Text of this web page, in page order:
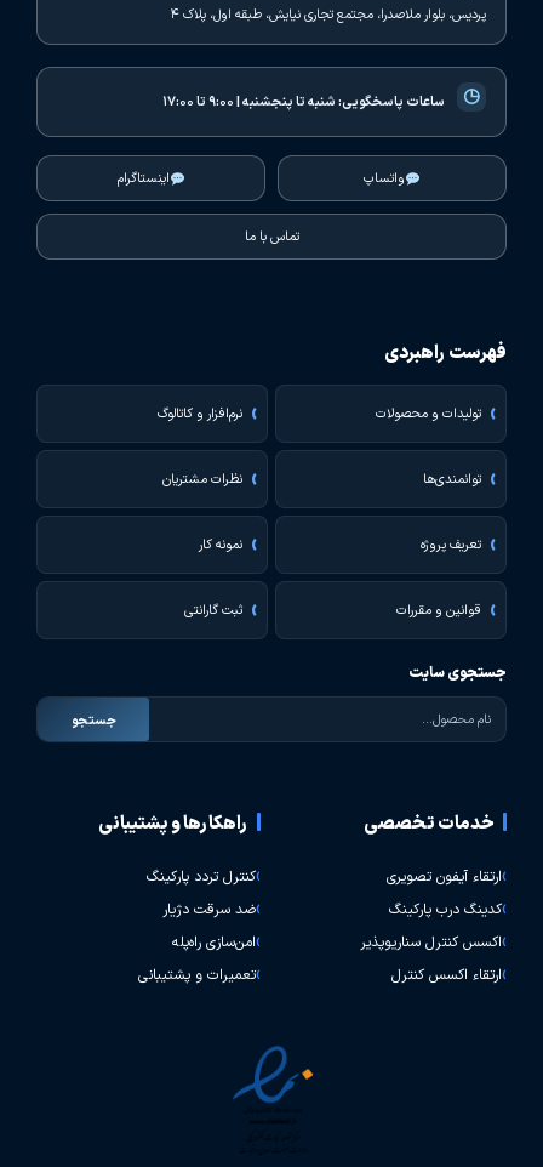
پردیس، بلوار ملاصدرا، مجتمع تجاری نیایش، طبقه اول، پلاک ۴
◷ ساعات پاسخگویی:شنبه تا پنجشنبه | ۹:۰۰ تا ۱۷:۰۰
واتساپ اینستاگرام
تماس با ما
فهرست راهبردی
تولیدات و محصولات نرم‌افزار و کاتالوگ
توانمندی‌ها نظرات مشتریان
تعریف پروژه نمونه کار
قوانین و مقررات ثبت گارانتی
جستجوی سایت
جستجو
خدمات تخصصی
ارتقاء آیفون تصویری
کدینگ درب پارکینگ
اکسس کنترل سناریوپذیر
ارتقاء اکسس کنترل
راهکارها و پشتیبانی
کنترل تردد پارکینگ
ضد سرقت دژیار
امن‌سازی راه‌پله
تعمیرات و پشتیبانی